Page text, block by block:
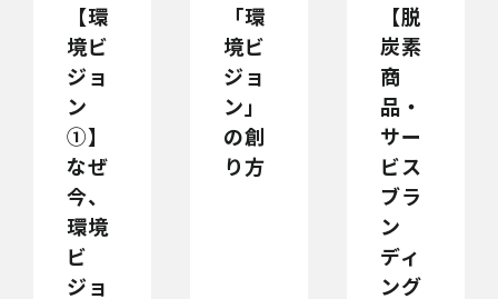
【環
境ビ
ジョ
ン
①】
なぜ
今、
環境
ビ
ジョ
「環
境ビ
ジョ
ン」
の創
り方
【脱
炭素
商
品・
サー
ビス
ブラ
ン
ディ
ング